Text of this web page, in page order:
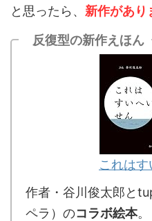
と思ったら、 新作があ
反復型の新作えほん
これは
作者・谷川俊太郎と
ペラ）のコラボ絵本。